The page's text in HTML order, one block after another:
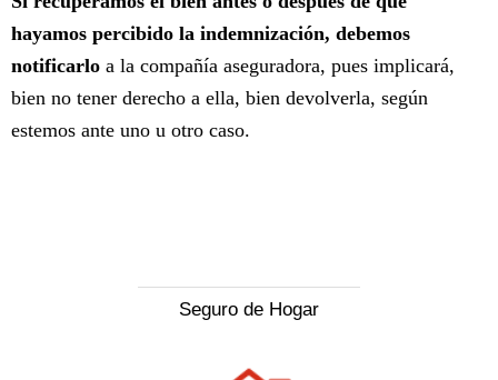
hayamos percibido la indemnización, debemos
notificarlo a la compañía aseguradora, pues implicará,
bien no tener derecho a ella, bien devolverla, según
estemos ante uno u otro caso.
Seguro de Hogar